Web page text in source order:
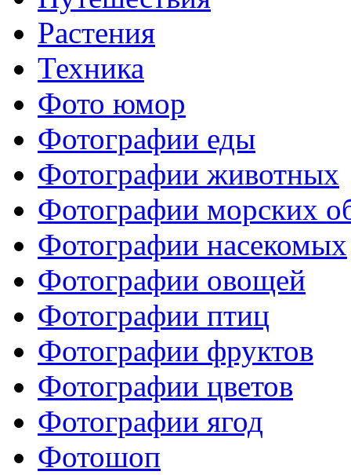
Растения
Техника
Фото юмор
Фотографии еды
Фотографии животных
Фотографии морских
Фотографии насекомых
Фотографии овощей
Фотографии птиц
Фотографии фруктов
Фотографии цветов
Фотографии ягод
Фотошоп